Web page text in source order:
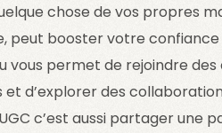
chose de vos propres
peut booster votre confiance
vous permet de rejoindre
d’explorer des
c’est aussi partager une